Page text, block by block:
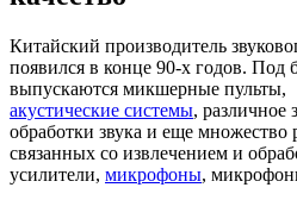
Китайский производитель
появился в конце 90-х годов. Под
выпускаются микшерные пульты,
акустические системы, различное
обработки звука и еще множество
связанных со извлечением и
усилители, микрофоны,